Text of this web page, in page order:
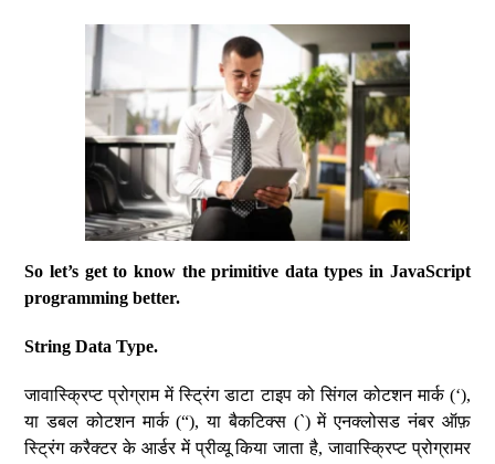
So let’s get to know the primitive data types in JavaScript
programming better.
String Data Type.
जावास्क्रिप्ट प्रोग्राम में स्ट्रिंग डाटा टाइप को सिंगल कोटशन मार्क (‘),
या डबल कोटशन मार्क (“), या बैकटिक्स (`) में एनक्लोसड नंबर ऑफ़
स्ट्रिंग करैक्टर के आर्डर में प्रीव्यू किया जाता है, जावास्क्रिप्ट प्रोग्रामर